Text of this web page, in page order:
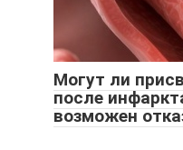
Могут ли
после
возможен